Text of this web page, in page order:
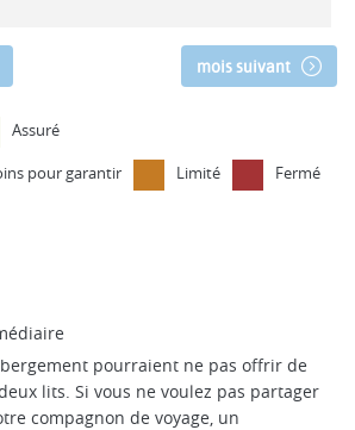
mois suivant
Assuré
pour garantir
Limité
Fermé
pourraient ne pas offrir de
lits. Si vous ne voulez pas partager
compagnon de voyage, un